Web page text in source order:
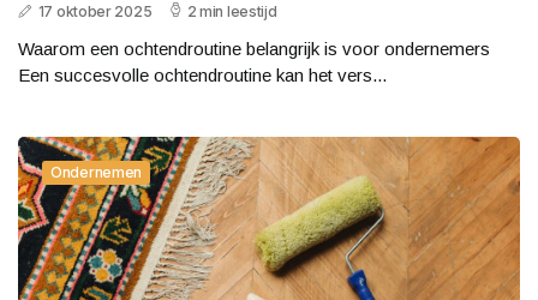
17 oktober 2025 2 min leestijd
Waarom een ochtendroutine belangrijk is voor ondernemers
Een succesvolle ochtendroutine kan het vers...
Ondernemen